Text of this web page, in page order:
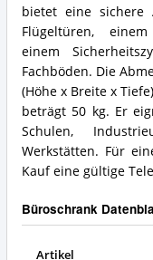
Büroschrank
Metallschrank
Stahlschrank
Zusammenfassung:
Was
bietet
dieser
Büroschrank?
bietet eine sichere
Flügeltüren, einem
einem
Fachböden. Die
(Höhe x Breite x
beträgt 50 kg. Er
Schulen,
Werkstätten. Für
Kauf eine gültige
Büroschrank
Artikel
spricht
für
diesen
Büroschrank?